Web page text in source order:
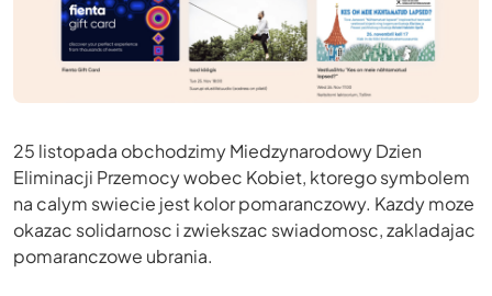
25 listopada obchodzimy Miedzynarodowy Dzien
Eliminacji Przemocy wobec Kobiet, ktorego symbolem
na calym swiecie jest kolor pomaranczowy. Kazdy moze
okazac solidarnosc i zwiekszac swiadomosc, zakladajac
pomaranczowe ubrania.